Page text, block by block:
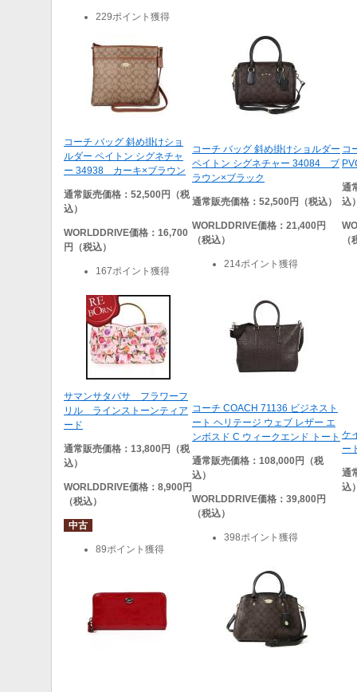
229ポイント獲得
コーチ バッグ 斜め掛けショ
ルダー ペイトン シグネチャ
ー 34938 カーキ×ブラウン
通常販売価格：52,500円（税
込）
WORLDDRIVE価格：16,700
円（税込）
167ポイント獲得
コーチ バッグ 斜め掛けショルダー
ペイトン シグネチャー 34084 ブ
ラウン×ブラック
通常販売価格：52,500円（税込）
WORLDDRIVE価格：21,400円
（税込）
214ポイント獲得
コ
通
込
サマンサタバサ フラワーフ
リル ラインストーンティア
ード
通常販売価格：13,800円（税
込）
WORLDDRIVE価格：8,900円
（税込）
中古
89ポイント獲得
コーチ COACH 71136 ビジネスト
ート ヘリテージ ウェブ レザー エ
ンボスド C ウィークエンド トート
通常販売価格：108,000円（税
込）
WORLDDRIVE価格：39,800円
（税込）
398ポイント獲得
ケ
ー
通
込